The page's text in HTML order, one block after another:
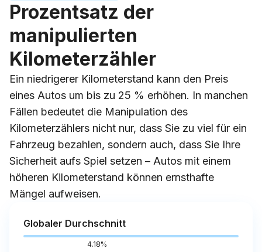
Prozentsatz der
manipulierten
Kilometerzähler
Ein niedrigerer Kilometerstand kann den Preis
eines Autos um bis zu 25 % erhöhen. In manchen
Fällen bedeutet die Manipulation des
Kilometerzählers nicht nur, dass Sie zu viel für ein
Fahrzeug bezahlen, sondern auch, dass Sie Ihre
Sicherheit aufs Spiel setzen – Autos mit einem
höheren Kilometerstand können ernsthafte
Mängel aufweisen.
Globaler Durchschnitt
4.18%